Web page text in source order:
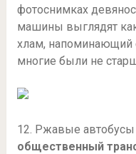
фотоснимках
машины выглядят
хлам, напоминающий
многие были не
12. Ржавые
общественный